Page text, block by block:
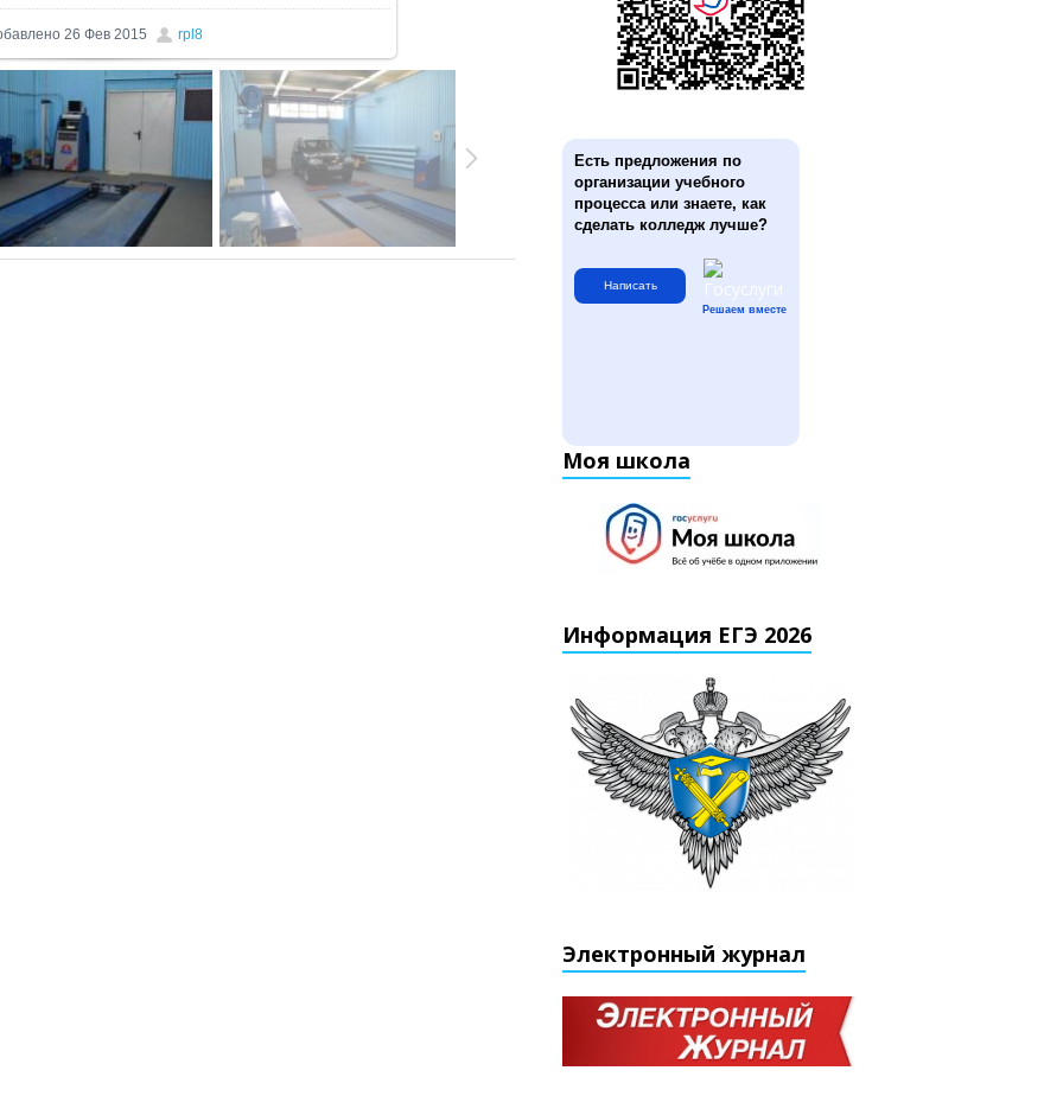
26 Фев 2015 rpl8
Есть предложения по
организации учебного
процесса или знаете, как
сделать колледж лучше?
Написать
Решаем вместе
Моя школа
Информация ЕГЭ 2026
Электронный журнал